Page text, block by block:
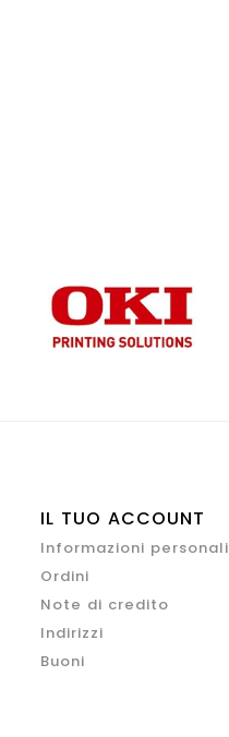
IL TUO ACCOUNT
Informazioni personali
Ordini
Note di credito
Indirizzi
Buoni